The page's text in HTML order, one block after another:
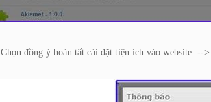
Chọn đồng ý hoàn tất cài đặt tiện ích vào website -->